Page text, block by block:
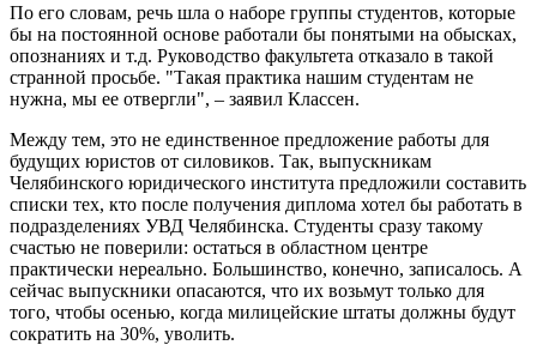
По его словам, речь шла о наборе группы студентов, которые
бы на постоянной основе работали бы понятыми на обысках,
опознаниях и т.д. Руководство факультета отказало в такой
странной просьбе. "Такая практика нашим студентам не
нужна, мы ее отвергли", – заявил Классен.
Между тем, это не единственное предложение работы для
будущих юристов от силовиков. Так, выпускникам
Челябинского юридического института предложили составить
списки тех, кто после получения диплома хотел бы работать в
подразделениях УВД Челябинска. Студенты сразу такому
счастью не поверили: остаться в областном центре
практически нереально. Большинство, конечно, записалось. А
сейчас выпускники опасаются, что их возьмут только для
того, чтобы осенью, когда милицейские штаты должны будут
сократить на 30%, уволить.